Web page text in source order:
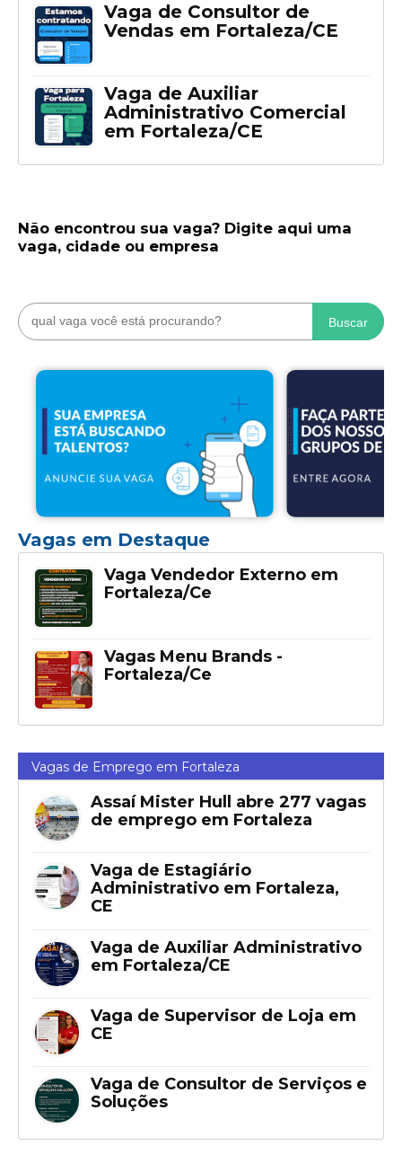
Vaga de Consultor de
Vendas em Fortaleza/CE
Vaga de Auxiliar
Administrativo Comercial
em Fortaleza/CE
Não encontrou sua vaga? Digite aqui uma
vaga, cidade ou empresa
Buscar
Vagas em Destaque
Vaga Vendedor Externo em
Fortaleza/Ce
Vagas Menu Brands -
Fortaleza/Ce
Vagas de Emprego em Fortaleza
Assaí Mister Hull abre 277 vagas
de emprego em Fortaleza
Vaga de Estagiário
Administrativo em Fortaleza,
CE
Vaga de Auxiliar Administrativo
em Fortaleza/CE
Vaga de Supervisor de Loja em
CE
Vaga de Consultor de Serviços e
Soluções